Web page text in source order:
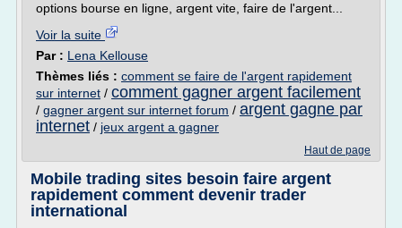
options bourse en ligne, argent vite, faire de l'argent...
Voir la suite
Par : Lena Kellouse
Thèmes liés : comment se faire de l'argent rapidement
sur internet / comment gagner argent facilement
/ gagner argent sur internet forum / argent gagne par
internet / jeux argent a gagner
Haut de page
Mobile trading sites besoin faire argent
rapidement comment devenir trader
international